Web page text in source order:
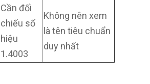
Cần đối
chiếu số
hiệu
1.4003
Không nên xem
là tên tiêu chuẩn
duy nhất